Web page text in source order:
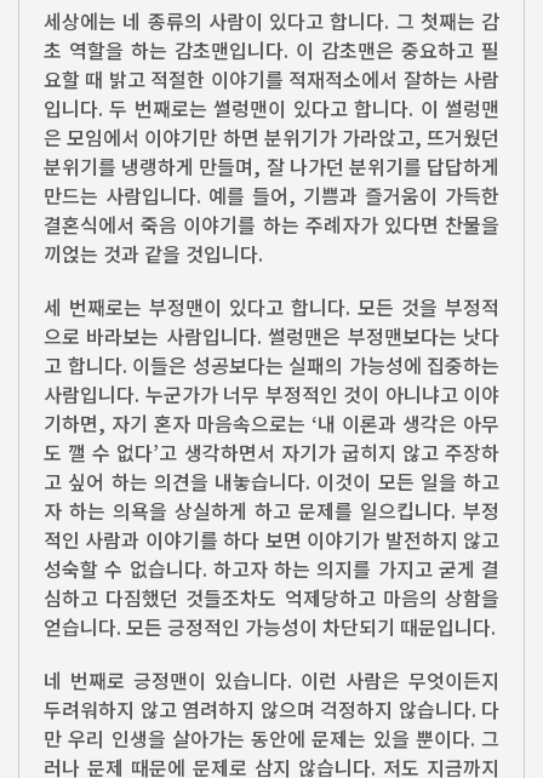
세상에는 네 종류의 사람이 있다고 합니다. 그 첫째는 감
초 역할을 하는 감초맨입니다. 이 감초맨은 중요하고 필
요할 때 밝고 적절한 이야기를 적재적소에서 잘하는 사람
입니다. 두 번째로는 썰렁맨이 있다고 합니다. 이 썰렁맨
은 모임에서 이야기만 하면 분위기가 가라앉고, 뜨거웠던
분위기를 냉랭하게 만들며, 잘 나가던 분위기를 답답하게
만드는 사람입니다. 예를 들어, 기쁨과 즐거움이 가득한
결혼식에서 죽음 이야기를 하는 주례자가 있다면 찬물을
끼얹는 것과 같을 것입니다.
세 번째로는 부정맨이 있다고 합니다. 모든 것을 부정적
으로 바라보는 사람입니다. 썰렁맨은 부정맨보다는 낫다
고 합니다. 이들은 성공보다는 실패의 가능성에 집중하는
사람입니다. 누군가가 너무 부정적인 것이 아니냐고 이야
기하면, 자기 혼자 마음속으로는 ‘내 이론과 생각은 아무
도 깰 수 없다’고 생각하면서 자기가 굽히지 않고 주장하
고 싶어 하는 의견을 내놓습니다. 이것이 모든 일을 하고
자 하는 의욕을 상실하게 하고 문제를 일으킵니다. 부정
적인 사람과 이야기를 하다 보면 이야기가 발전하지 않고
성숙할 수 없습니다. 하고자 하는 의지를 가지고 굳게 결
심하고 다짐했던 것들조차도 억제당하고 마음의 상함을
얻습니다. 모든 긍정적인 가능성이 차단되기 때문입니다.
네 번째로 긍정맨이 있습니다. 이런 사람은 무엇이든지
두려워하지 않고 염려하지 않으며 걱정하지 않습니다. 다
만 우리 인생을 살아가는 동안에 문제는 있을 뿐이다. 그
러나 문제 때문에 문제로 삼지 않습니다. 저도 지금까지